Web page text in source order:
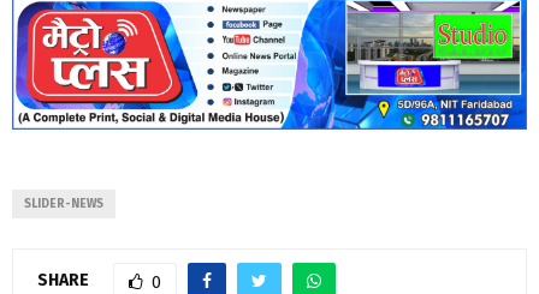
SLIDER-NEWS
SHARE 0